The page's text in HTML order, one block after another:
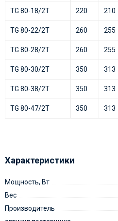
TG 80-18/2T 220 210
TG 80-22/2T 260 255
TG 80-28/2T 260 255
TG 80-30/2T 350 313
TG 80-38/2T 350 313
TG 80-47/2T 350 313
Характеристики
Мощность, Вт
Вес
Производитель